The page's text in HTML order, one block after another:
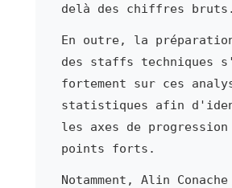
delà des chiffres bruts.
En outre, la
des staffs techniques
fortement sur ces
statistiques afin
les axes de
points forts.
Notamment, Alin Conache